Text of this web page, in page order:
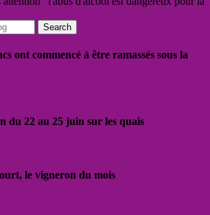
ont commencé à être ramassés sous la
du 22 au 25 juin sur les quais
le vigneron du mois